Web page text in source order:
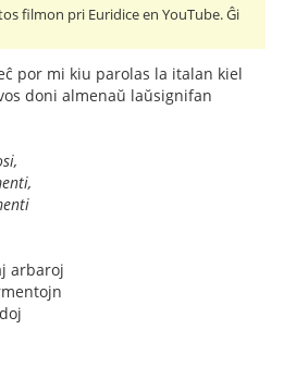
filmon pri Euridice en YouTube. Ĝi
por mi kiu parolas la italan kiel
doni almenaŭ laŭsignifan
arbaroj